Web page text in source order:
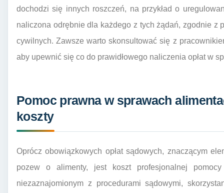
dochodzi się innych roszczeń, na przykład o
naliczona odrębnie dla każdego z tych żądań, zgodnie z
cywilnych. Zawsze warto skonsultować się z
aby upewnić się co do prawidłowego naliczenia opłat w
Pomoc prawna w sprawach
koszty
Oprócz obowiązkowych opłat sądowych, znaczącym
pozew o alimenty, jest koszt profesjonalnej
niezaznajomionym z procedurami sądowymi,